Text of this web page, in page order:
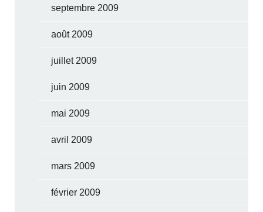
septembre 2009
août 2009
juillet 2009
juin 2009
mai 2009
avril 2009
mars 2009
février 2009